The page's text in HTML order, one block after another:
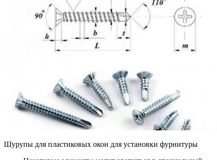
Шурупы для пластиковых окон для установки фурнитуры